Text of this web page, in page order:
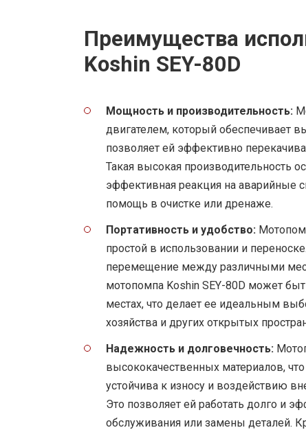
Преимущества
Koshin SEY-80D
Мощность и производительность:
двигателем, который обеспечивает
позволяет ей эффективно
Такая высокая производительность
эффективная реакция на аварийные
помощь в очистке или дренаже.
Портативность и удобство:
простой в использовании и
перемещение между различными
мотопомпа Koshin SEY-80D может
местах, что делает ее идеальным
хозяйства и других открытых
Надежность и долговечность:
высококачественных материалов,
устойчива к износу и воздействию
Это позволяет ей работать долго и
обслуживания или замены деталей.